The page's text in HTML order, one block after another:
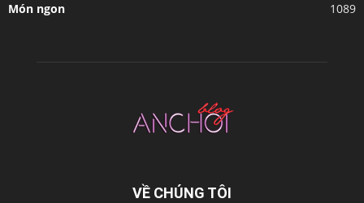
Món ngon
1089
VỀ CHÚNG TÔI